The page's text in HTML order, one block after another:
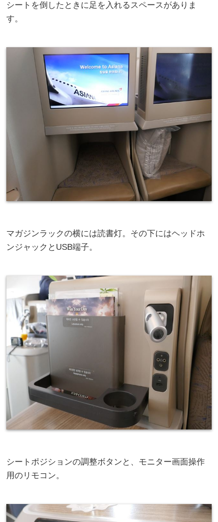
シートを倒したときに足を入れるスペースがありま
す。
マガジンラックの横には読書灯。その下にはヘッドホ
ンジャックとUSB端子。
シートポジションの調整ボタンと、モニター画面操作
用のリモコン。